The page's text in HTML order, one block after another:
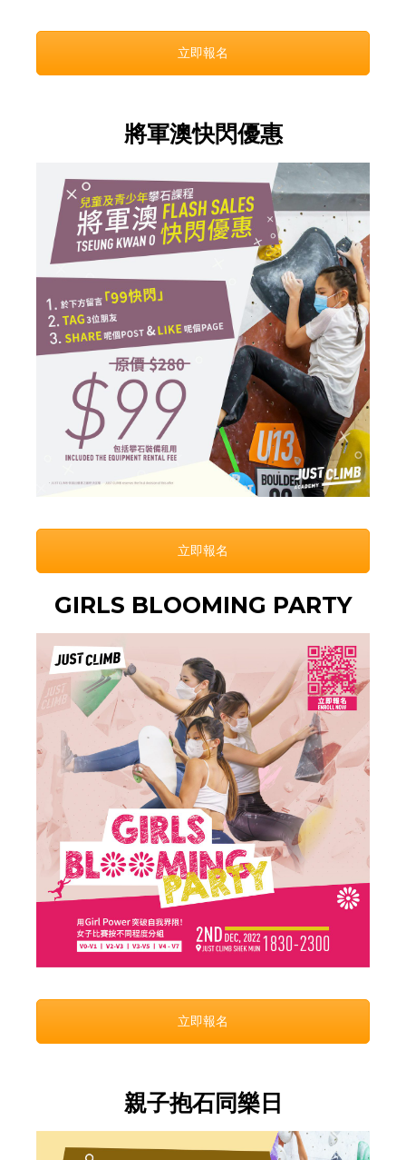
立即報名
將軍澳快閃優惠
立即報名
GIRLS BLOOMING PARTY
立即報名
親子抱石同樂日